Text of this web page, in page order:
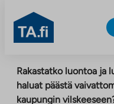
sisältöön
TA.fi
Rakastatko luontoa ja
haluat päästä
kaupungin